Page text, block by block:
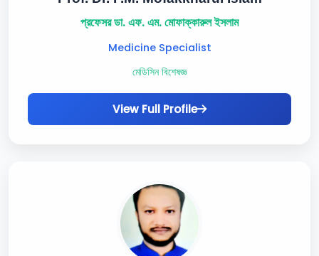
প্রফেসর ডা. এফ. এম. মোফাক্কারুল ইসলাম
Medicine Specialist
মেডিসিন বিশেষজ্ঞ
View Full Profile